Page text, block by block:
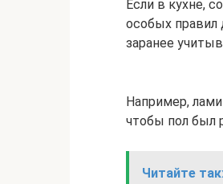
Если в кухне,
особых правил
заранее
Например,
чтобы пол был
Читайте